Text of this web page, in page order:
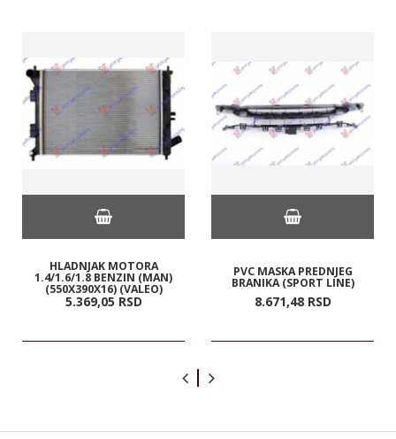
HLADNJAK MOTORA
1.4/1.6/1.8 BENZIN (MAN)
(550X390X16) (VALEO)
5.369,05 RSD
PVC MASKA PREDNJEG
BRANIKA (SPORT LINE)
8.671,48 RSD